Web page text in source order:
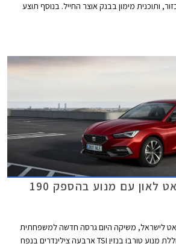
ותוכנית מימון בבנק אוצר החייל. בנוסף תוצע
חדש בישראל: סיאט לאון עם מנוע בהספק 190
לישראל, משיקה היום גרסה חדשה למשפחתית
הקומפקטית סיאט לאון הכוללת מנוע טורבו בנזין TSI ארבעה צילינדרים בנפח